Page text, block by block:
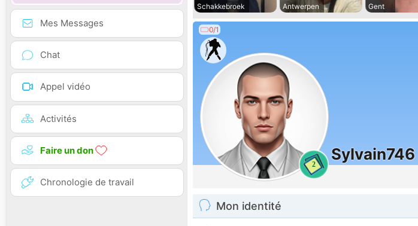
Mes Messages
Chat
Appel vidéo
Activités
Faire un don
Chronologie de travail
Schakkebroek
Antwerpen
Gent
0/1
2
Sylvain746
Mon identité